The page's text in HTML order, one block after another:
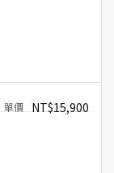
NT$15,900